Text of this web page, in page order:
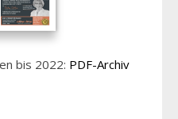
bis 2022: PDF-Archiv